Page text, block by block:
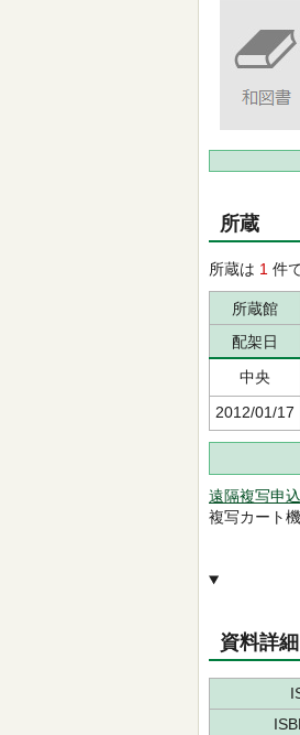
所蔵
所蔵は 1 件
所蔵館
配架日
中央
2012/01/17
遠隔複写申
複写カート
資料詳細